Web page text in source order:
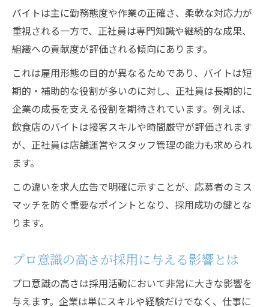
バイトは主に勤務態度や作業の正確さ、柔軟な対応力が
重視される一方で、正社員は専門知識や継続的な成果、
組織への貢献度が評価される傾向にあります。
これは雇用形態の目的が異なるためであり、バイトは短
期的・補助的な役割が多いのに対し、正社員は長期的に
企業の成長を支える役割を期待されています。例えば、
飲食店のバイトは接客スキルや時間厳守が評価されます
が、正社員は店舗運営やスタッフ管理の能力も求められ
ます。
この違いを求人広告で明確に示すことが、応募者のミス
マッチを防ぐ重要なポイントとなり、採用成功の鍵とな
ります。
プロ意識の高さが採用に与える影響とは
プロ意識の高さは採用活動において非常に大きな影響を
与えます。企業は単にスキルや経験だけでなく、仕事に